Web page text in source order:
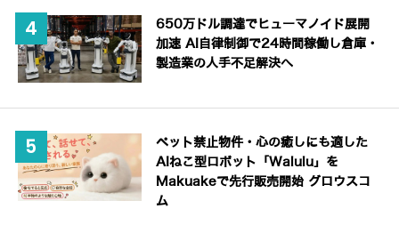
650万ドル調達でヒューマノイド展開
加速 AI自律制御で24時間稼働し倉庫・
製造業の人手不足解決へ
ペット禁止物件・心の癒しにも適した
AIねこ型ロボット「Walulu」を
Makuakeで先行販売開始 グロウスコ
ム